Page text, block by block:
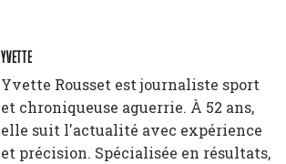
YVETTE
Yvette Rousset est journaliste sport
et chroniqueuse aguerrie. À 52 ans,
elle suit l'actualité avec expérience
et précision. Spécialisée en résultats,